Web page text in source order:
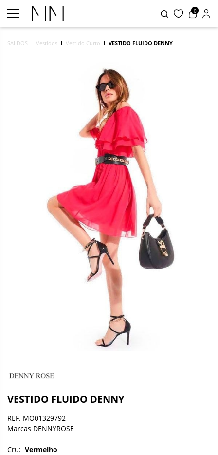
0
SALDOS Vestidos Vestido Curto VESTIDO FLUIDO DENNY
VESTIDO FLUIDO DENNY
REF. MO01329792
Marcas DENNYROSE
Cru: Vermelho